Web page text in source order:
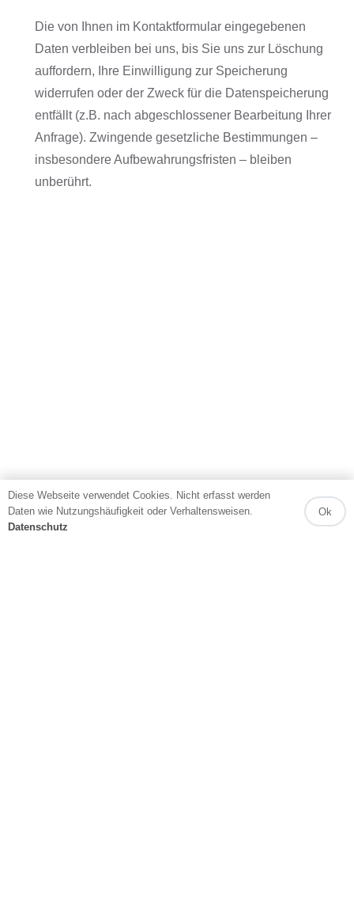
Die von Ihnen im Kontaktformular eingegebenen
Daten verbleiben bei uns, bis Sie uns zur Löschung
auffordern, Ihre Einwilligung zur Speicherung
widerrufen oder der Zweck für die Datenspeicherung
entfällt (z.B. nach abgeschlossener Bearbeitung Ihrer
Anfrage). Zwingende gesetzliche Bestimmungen –
insbesondere Aufbewahrungsfristen – bleiben
unberührt.
Diese Webseite verwendet Cookies. Nicht erfasst werden
Daten wie Nutzungshäufigkeit oder Verhaltensweisen.
Datenschutz
Ok